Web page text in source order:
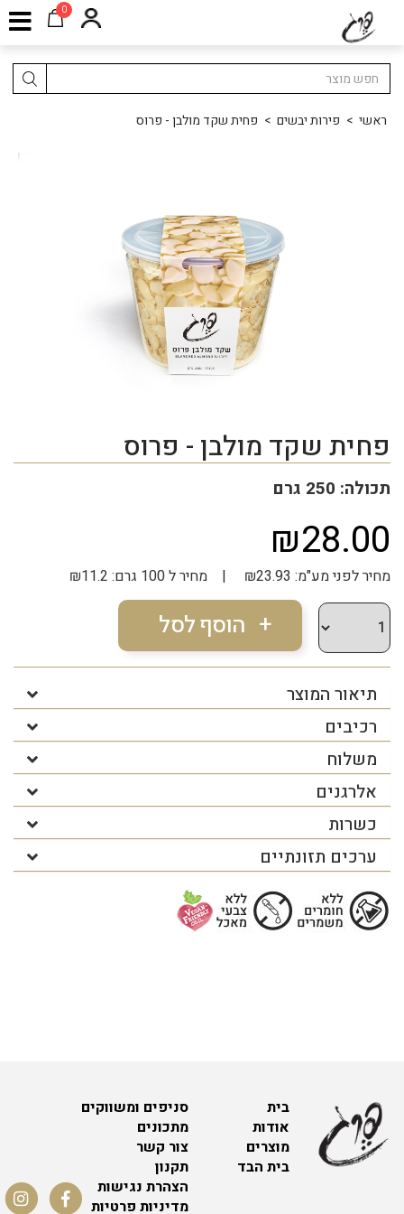
0
ראשי > פירות יבשים > פחית שקד מולבן - פרוס
פחית שקד מולבן - פרוס
תכולה: 250 גרם
₪28.00
מחיר לפני מע"מ: ₪23.93 | מחיר ל 100 גרם: ₪11.2
תיאור המוצר
רכיבים
משלוח
אלרגנים
כשרות
ערכים תזונתיים
סניפים ומשווקים
מתכונים
צור קשר
תקנון
הצהרת נגישות
מדיניות פרטיות
בית
אודות
מוצרים
בית הבד